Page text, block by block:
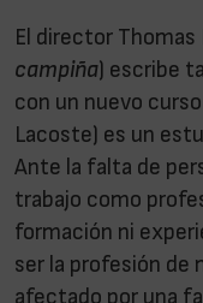
El director Thomas
campiña ) escribe
con un nuevo
Lacoste) es un
Ante la falta de
trabajo como
formación ni
ser la profesión de
afectado por una